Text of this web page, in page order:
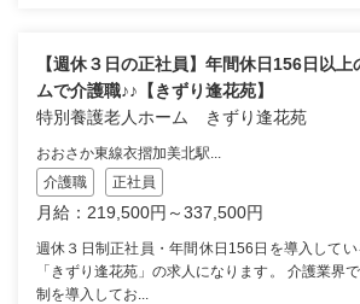
【週休３日の正社員】年間休日156日以
ムで介護職♪♪【きずり逢花苑】
特別養護老人ホーム きずり逢花苑
おおさか東線衣摺加美北駅...
介護職
正社員
月給：219,500円～337,500円
週休３日制正社員・年間休日156日を導入して
「きずり逢花苑」の求人になります。 介護業界
制を導入してお...